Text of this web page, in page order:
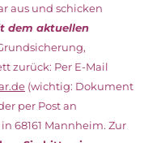
aus und schicken
dem aktuellen
zurück: Per E-Mail
(wichtig: Dokument
per Post an
68161 Mannheim. Zur